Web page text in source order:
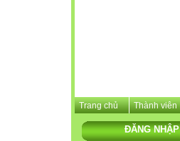
Trang chủ Thành viên
ĐĂNG NHẬP